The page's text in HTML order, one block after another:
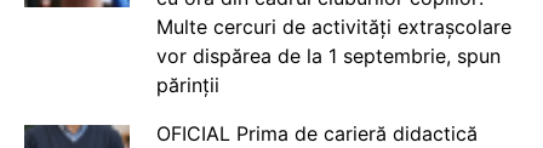
Multe cercuri de activități extrașcolare
vor dispărea de la 1 septembrie, spun
părinții
OFICIAL Prima de carieră didactică